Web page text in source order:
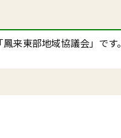
来東部地域協議会」です。